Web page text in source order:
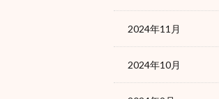
2024年11月
2024年10月